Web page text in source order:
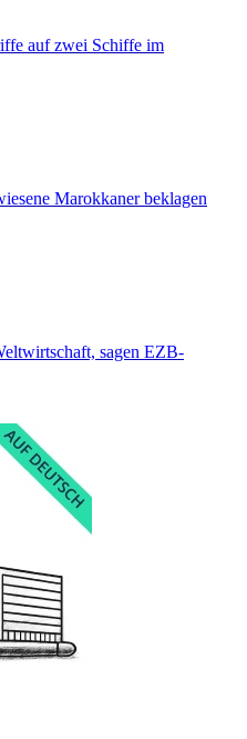
auf zwei Schiffe im
Marokkaner beklagen
sagen EZB-